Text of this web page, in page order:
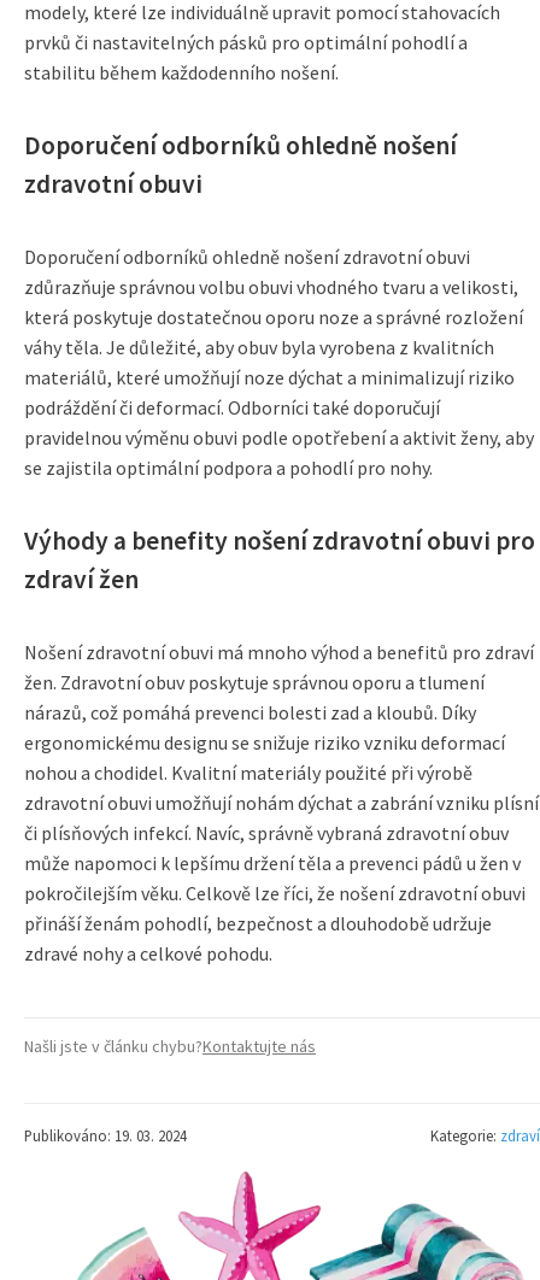
modely, které lze individuálně upravit pomocí stahovacích
prvků či nastavitelných pásků pro optimální pohodlí a
stabilitu během každodenního nošení.
Doporučení odborníků ohledně nošení
zdravotní obuvi
Doporučení odborníků ohledně nošení zdravotní obuvi
zdůrazňuje správnou volbu obuvi vhodného tvaru a velikosti,
která poskytuje dostatečnou oporu noze a správné rozložení
váhy těla. Je důležité, aby obuv byla vyrobena z kvalitních
materiálů, které umožňují noze dýchat a minimalizují riziko
podráždění či deformací. Odborníci také doporučují
pravidelnou výměnu obuvi podle opotřebení a aktivit ženy, aby
se zajistila optimální podpora a pohodlí pro nohy.
Výhody a benefity nošení zdravotní obuvi pro
zdraví žen
Nošení zdravotní obuvi má mnoho výhod a benefitů pro zdraví
žen. Zdravotní obuv poskytuje správnou oporu a tlumení
nárazů, což pomáhá prevenci bolesti zad a kloubů. Díky
ergonomickému designu se snižuje riziko vzniku deformací
nohou a chodidel. Kvalitní materiály použité při výrobě
zdravotní obuvi umožňují nohám dýchat a zabrání vzniku plísní
či plísňových infekcí. Navíc, správně vybraná zdravotní obuv
může napomoci k lepšímu držení těla a prevenci pádů u žen v
pokročilejším věku. Celkově lze říci, že nošení zdravotní obuvi
přináší ženám pohodlí, bezpečnost a dlouhodobě udržuje
zdravé nohy a celkové pohodu.
Našli jste v článku chybu?Kontaktujte nás
Publikováno: 19. 03. 2024 Kategorie: zdraví